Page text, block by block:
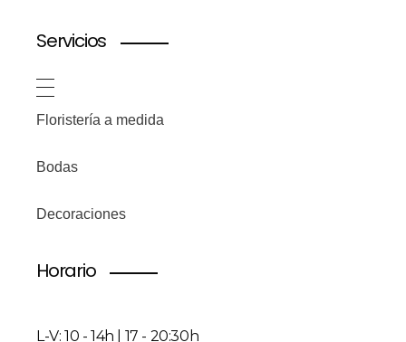
Servicios
Floristería a medida
Bodas
Decoraciones
Horario
L-V: 10 - 14h | 17 - 20:30h